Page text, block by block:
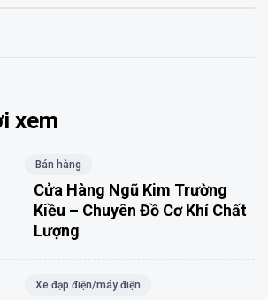
xem
Bán hàng
Cửa Hàng Ngũ Kim Trường
Kiều – Chuyên Đồ Cơ Khí Chất
Lượng
Xe đạp điện/máy điện